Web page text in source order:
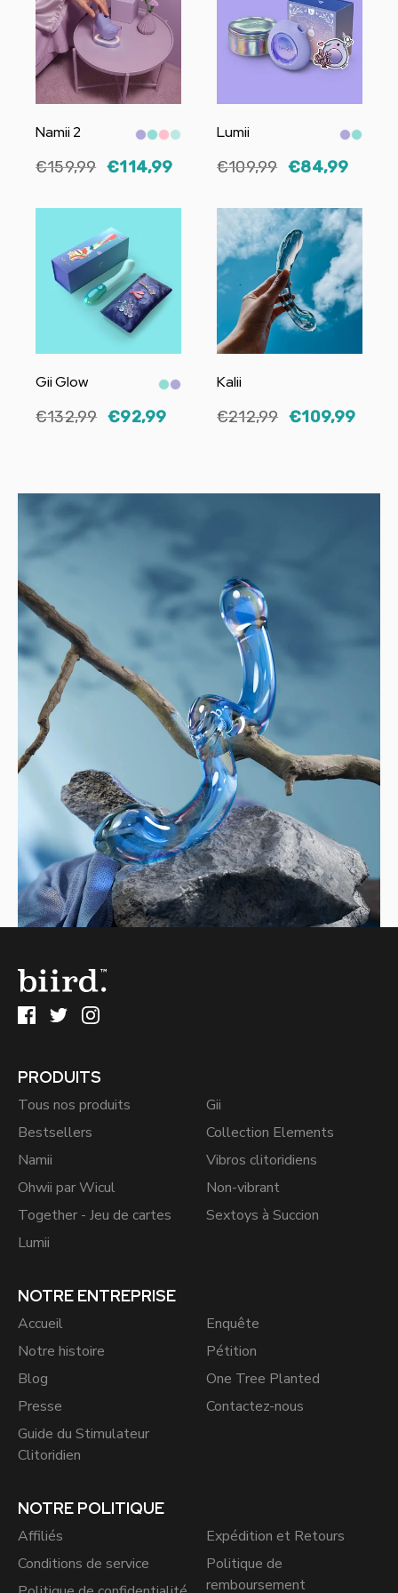
Namii 2
€159,99 €114,99
Lumii
€109,99 €84,99
Gii Glow
€132,99 €92,99
Kalii
€212,99 €109,99
PRODUITS
Tous nos produits
Bestsellers
Namii
Ohwii par Wicul
Together - Jeu de cartes
Lumii
Gii
Collection Elements
Vibros clitoridiens
Non-vibrant
Sextoys à Succion
NOTRE ENTREPRISE
Accueil
Notre histoire
Blog
Presse
Guide du Stimulateur
Clitoridien
Enquête
Pétition
One Tree Planted
Contactez-nous
NOTRE POLITIQUE
Affiliés
Conditions de service
Expédition et Retours
Politique de
remboursement